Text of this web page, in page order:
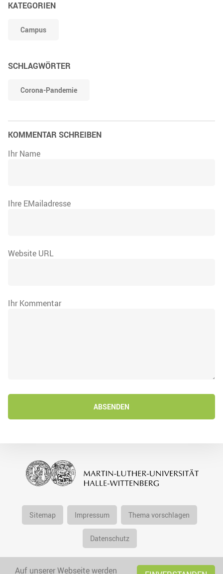
KATEGORIEN
Campus
SCHLAGWÖRTER
Corona-Pandemie
KOMMENTAR SCHREIBEN
Ihr Name
Ihre EMailadresse
Website URL
Ihr Kommentar
ABSENDEN
Sitemap Impressum Thema vorschlagen
Datenschutz
Auf unserer Webseite werden